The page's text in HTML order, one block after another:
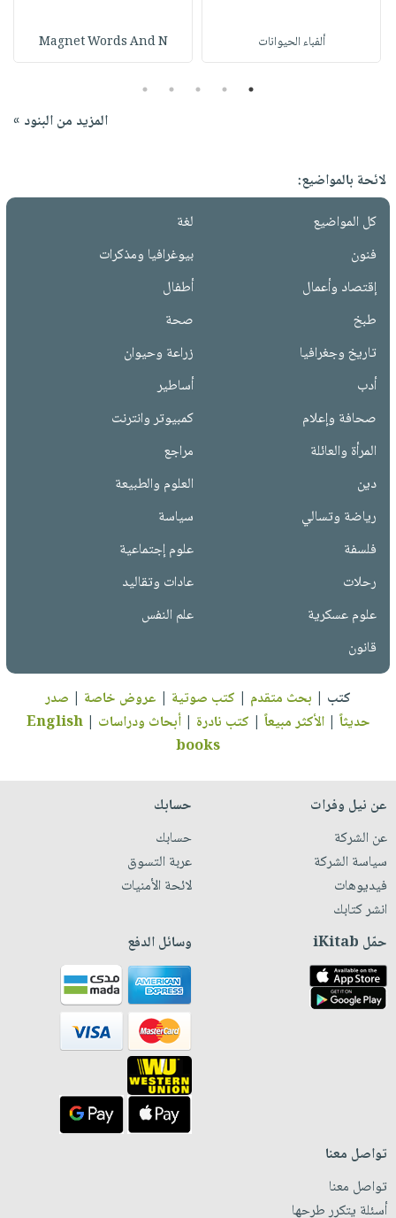
ألفباء الحيوانات Magnet Words And N
1
2
3
4
5
المزيد من البنود »
لائحة بالمواضيع:
كل المواضيع
لغة
فنون
بيوغرافيا ومذكرات
إقتصاد وأعمال
أطفال
طبخ
صحة
تاريخ وجغرافيا
زراعة وحيوان
أدب
أساطير
صحافة وإعلام
كمبيوتر وانترنت
المرأة والعائلة
مراجع
دين
العلوم والطبيعة
رياضة وتسالي
سياسة
فلسفة
علوم إجتماعية
رحلات
عادات وتقاليد
علوم عسكرية
علم النفس
قانون
كتب | بحث متقدم | كتب صوتية | عروض خاصة | صدر
حديثاً |الأكثر مبيعاً | كتب نادرة |أبحاث ودراسات |
English
books
عن نيل وفرات
عن الشركة
سياسة الشركة
فيديوهات
انشر كتابك
حسابك
حسابك
عربة التسوق
لائحة الأمنيات
حمّل iKitab وسائل الدفع
تواصل معنا
تواصل معنا
أسئلة يتكرر طرحها